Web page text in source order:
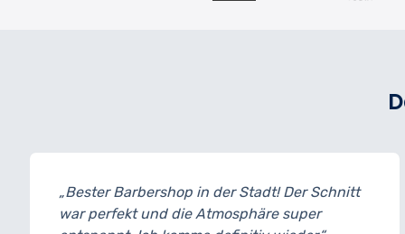
der Stadt! Der Schnitt
super
„Professionell, stilvoll
gearbeitet. Bart und